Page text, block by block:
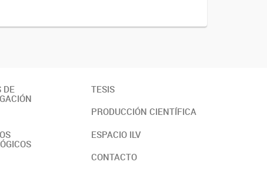
DE
TESIS
PRODUCCIÓN CIENTÍFICA
ESPACIO ILV
CONTACTO